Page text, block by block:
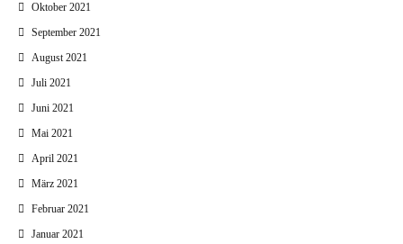
Oktober 2021
September 2021
August 2021
Juli 2021
Juni 2021
Mai 2021
April 2021
März 2021
Februar 2021
Januar 2021